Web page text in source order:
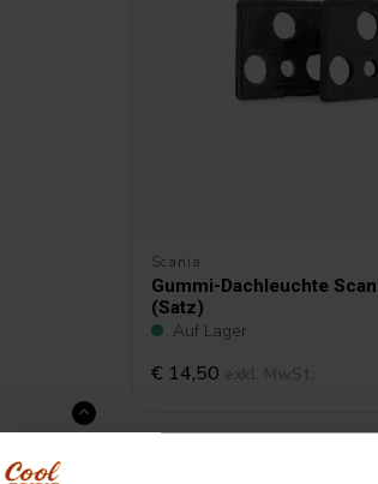
Scania
Gummi-Dachleuchte
(Satz)
Auf Lager
€ 14,50